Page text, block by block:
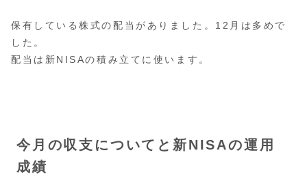
保有している株式の配当がありました。12月は多めで
した。
配当は新NISAの積み立てに使います。
今月の収支についてと新NISAの運用
成績